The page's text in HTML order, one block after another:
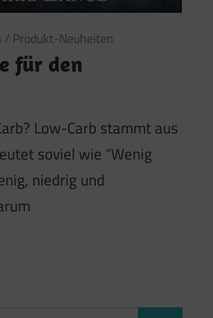
/ Produkt-Neuheiten
für den
Low-Carb stammt aus
soviel wie “Wenig
niedrig und